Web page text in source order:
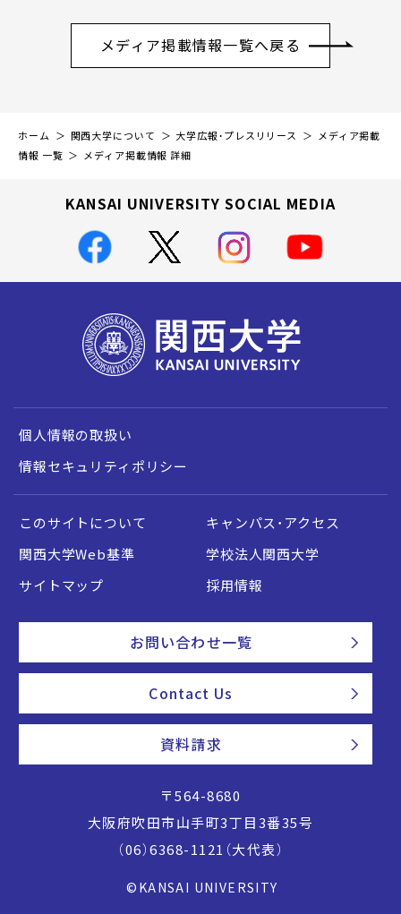
メディア掲載情報一覧へ戻る
ホーム 関西大学について 大学広報・プレスリリース
メディア掲載
情報 一覧
メディア掲載情報 詳細
KANSAI UNIVERSITY SOCIAL MEDIA
個人情報の取扱い
情報セキュリティポリシー
このサイトについて
キャンパス・アクセス
関西大学Web基準
学校法人関西大学
サイトマップ
採用情報
お問い合わせ一覧
Contact Us
資料請求
〒564-8680
大阪府吹田市山手町3丁目3番35号
（06）6368-1121（大代表）
©KANSAI UNIVERSITY